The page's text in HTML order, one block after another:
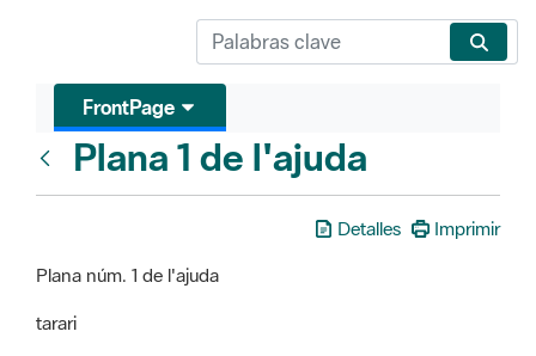
FrontPage
Plana 1 de l'ajuda
Detalles
Imprimir
Plana núm. 1 de l'ajuda
tarari